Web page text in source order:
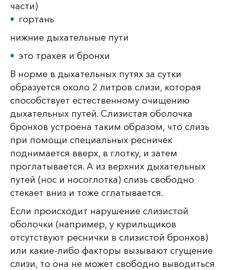
части)
гортань
нижние дыхательные пути
это трахея и бронхи
В норме в дыхательных путях за сутки
образуется около 2 литров слизи, которая
способствует естественному очищению
дыхательных путей. Слизистая оболочка
бронхов устроена таким образом, что слизь
при помощи специальных ресничек
поднимается вверх, в глотку, и затем
проглатывается. А из верхних дыхательных
путей (нос и носоглотка) слизь свободно
стекает вниз и тоже сглатывается.
Если происходит нарушение слизистой
оболочки (например, у курильщиков
отсутствуют реснички в слизистой бронхов)
или какие-либо факторы вызывают сгущение
слизи, то она не может свободно выводиться